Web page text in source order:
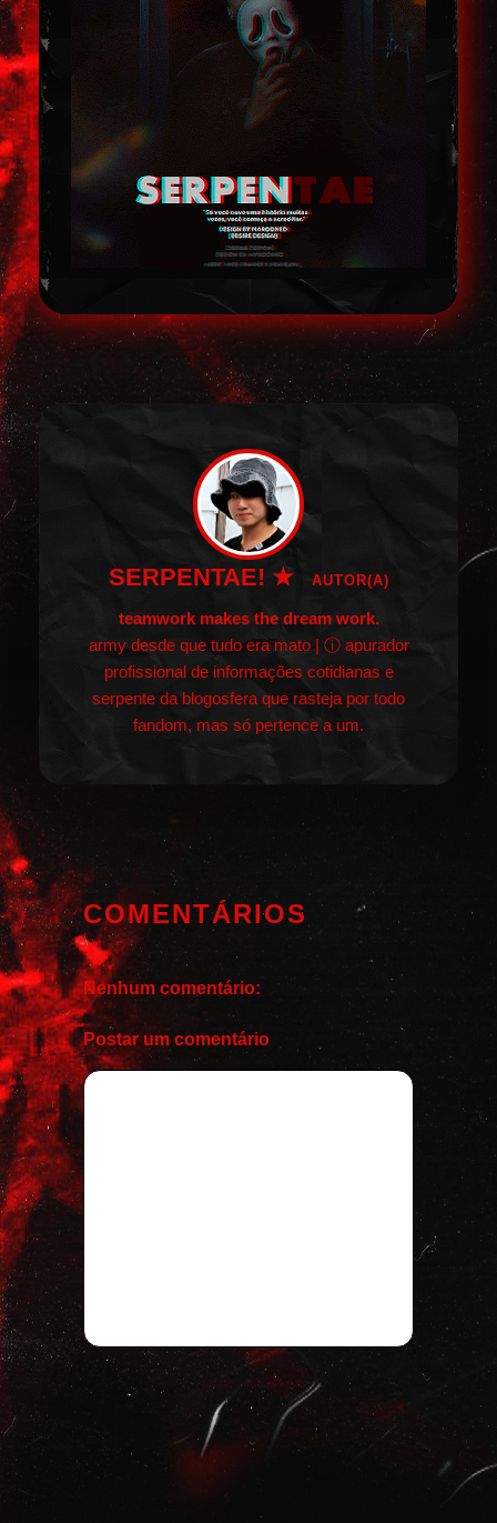
SERPENTAE! ★ AUTOR(A)
teamwork makes the dream work.
army desde que tudo era mato | ⓘ apurador
profissional de informações cotidianas e
serpente da blogosfera que rasteja por todo
fandom, mas só pertence a um.
COMENTÁRIOS
Nenhum comentário:
Postar um comentário